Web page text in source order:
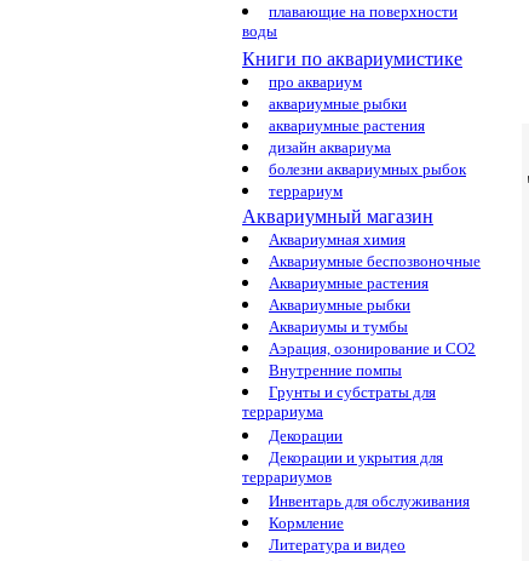
плавающие на поверхности
воды
Книги по аквариумистике
про аквариум
аквариумные рыбки
аквариумные растения
дизайн аквариума
болезни аквариумных рыбок
террариум
Аквариумный магазин
Аквариумная химия
Аквариумные беспозвоночные
Аквариумные растения
Аквариумные рыбки
Аквариумы и тумбы
Аэрация, озонирование и CO2
Внутренние помпы
Грунты и субстраты для
террариума
Декорации
Декорации и укрытия для
террариумов
Инвентарь для обслуживания
Кормление
Литература и видео